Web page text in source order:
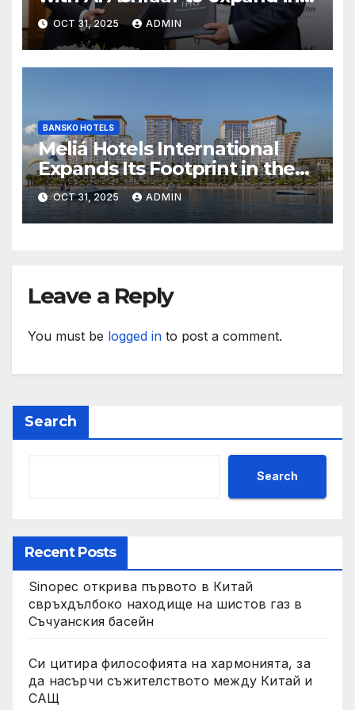
Egypt with signing of Holiday
Inn Cairo Al Obour
OCT 31, 2025 ADMIN
BANSKO HOTELS
Meliá Hotels International
Expands Its Footprint in the
Middle East with Its First
Hotel in Bahrain
OCT 31, 2025 ADMIN
Leave a Reply
You must be logged in to post a comment.
Search
Search
Recent Posts
Sinopec открива първото в Китай
свръхдълбоко находище на шистов газ в
Съчуанския басейн
Си цитира философията на хармонията, за
да насърчи съжителството между Китай и
САЩ